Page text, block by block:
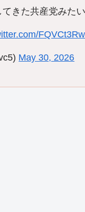
きた共産党みた
May 30, 2026